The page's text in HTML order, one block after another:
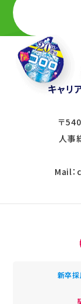
キャリ
〒
人事
Mail
新卒採